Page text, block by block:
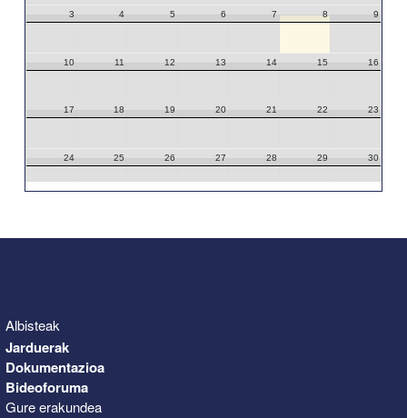
3 4 5 6 7 8 9
10 11 12 13 14 15 16
17 18 19 20 21 22 23
24 25 26 27 28 29 30
Albisteak
Jarduerak
Dokumentazioa
Bideoforuma
Gure erakundea